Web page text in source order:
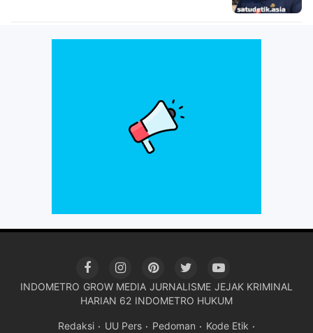
INDOMETRO GROW MEDIA JURNALISME JEJAK KRIMINAL
HARIAN 62 INDOMETRO HUKUM
Redaksi UU Pers Pedoman Kode Etik